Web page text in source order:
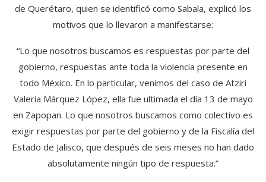
de Querétaro, quien se identificó como Sabala, explicó los
motivos que lo llevaron a manifestarse:
“Lo que nosotros buscamos es respuestas por parte del
gobierno, respuestas ante toda la violencia presente en
todo México. En lo particular, venimos del caso de Atziri
Valeria Márquez López, ella fue ultimada el día 13 de mayo
en Zapopan. Lo que nosotros buscamos como colectivo es
exigir respuestas por parte del gobierno y de la Fiscalía del
Estado de Jalisco, que después de seis meses no han dado
absolutamente ningún tipo de respuesta.”